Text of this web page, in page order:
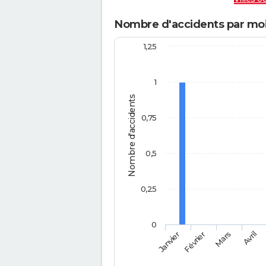
Nombre d'accidents par
Nombre d'accidents
JanvierFévrier Mars Avril
0
1
0,25
0,5
0,75
1,25